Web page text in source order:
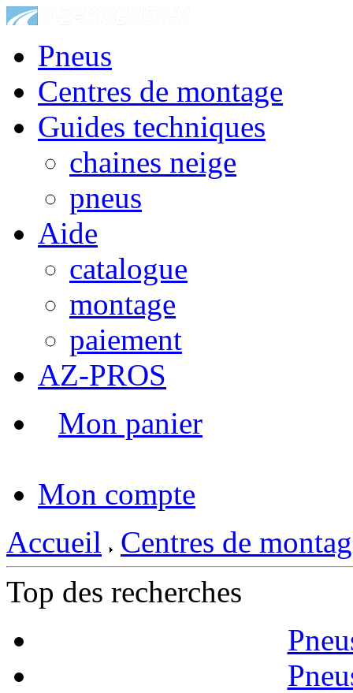
Pneus
Centres de montage
Guides techniques
chaines neige
pneus
Aide
catalogue
montage
paiement
AZ-PROS
Mon panier
Mon compte
Accueil
Centres de
Top des recherches